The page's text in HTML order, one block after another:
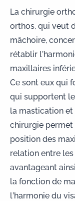
La chirurgie
orthos, qui veut
mâchoire,
rétablir
maxillaires
Ce sont eux qui
qui supportent
la mastication
chirurgie permet
position des
relation entre
avantageant
la fonction de
l’harmonie du